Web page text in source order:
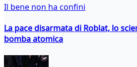
Il bene non ha confini
La pace disarmata di Roblat, lo
bomba atomica